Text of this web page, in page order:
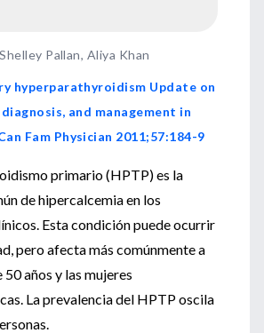
Pallan, Aliya Khan
hyperparathyroidism Update on
and management in
Fam Physician 2011;57:184-9
primario (HPTP) es la
de hipercalcemia en los
Esta condición puede ocurrir
pero afecta más comúnmente a
50 años y las mujeres
La prevalencia del HPTP oscila